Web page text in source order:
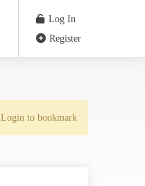
Log In
Register
Login to bookmark